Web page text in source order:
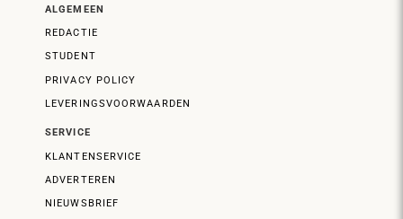
ALGEMEEN
REDACTIE
STUDENT
PRIVACY POLICY
LEVERINGSVOORWAARDEN
SERVICE
KLANTENSERVICE
ADVERTEREN
NIEUWSBRIEF